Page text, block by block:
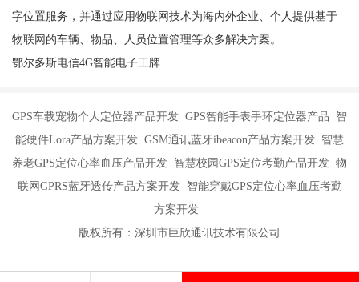
字位置服务，并通过应用物联网技术为海内外企业、个人提供基于
物联网的车辆、物品、人员位置管理等众多解决方案。
鄂尔多斯电信4G智能电子工牌
GPS车载宠物个人定位器产品开发 GPS智能手表手环定位器产品 智
能硬件Lora产品方案开发 GSM通讯蓝牙ibeacon产品方案开发 智慧
养老GPS定位心率血压产品开发 智慧校园GPS定位考勤产品开发 物
联网GPRS蓝牙透传产品方案开发 智能穿戴GPS定位心率血压考勤
方案开发
版权所有：深圳市巨欣通讯技术有限公司